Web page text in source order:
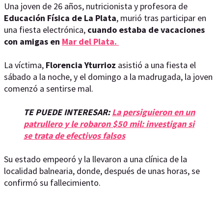
Una joven de 26 años, nutricionista y profesora de
Educación Física de La Plata, murió tras participar en
una fiesta electrónica, cuando estaba de vacaciones
con amigas en Mar del Plata.
La víctima, Florencia Yturrioz asistió a una fiesta el
sábado a la noche, y el domingo a la madrugada, la joven
comenzó a sentirse mal.
TE PUEDE INTERESAR:La persiguieron en un
patrullero y le robaron $50 mil: investigan si
se trata de efectivos falsos
Su estado empeoró y la llevaron a una clínica de la
localidad balnearia, donde, después de unas horas, se
confirmó su fallecimiento.